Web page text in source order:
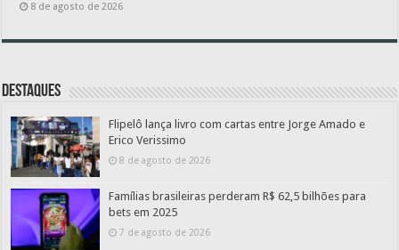
8 de agosto de 2026
Destaques
Flipelô lança livro com cartas entre Jorge Amado e
Erico Verissimo
8 de agosto de 2026
Famílias brasileiras perderam R$ 62,5 bilhões para
bets em 2025
7 de agosto de 2026